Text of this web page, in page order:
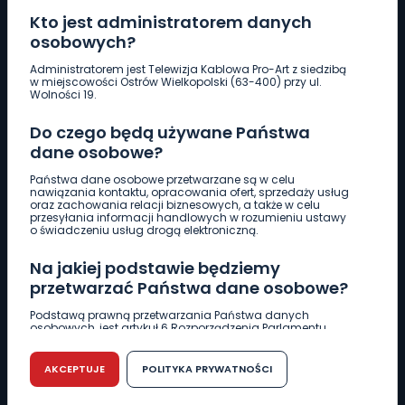
Kto jest administratorem danych
osobowych?
Administratorem jest Telewizja Kablowa Pro-Art z siedzibą
w miejscowości Ostrów Wielkopolski (63-400) przy ul.
Wolności 19.
Do czego będą używane Państwa
dane osobowe?
Państwa dane osobowe przetwarzane są w celu
nawiązania kontaktu, opracowania ofert, sprzedaży usług
oraz zachowania relacji biznesowych, a także w celu
przesyłania informacji handlowych w rozumieniu ustawy
o świadczeniu usług drogą elektroniczną.
Na jakiej podstawie będziemy
przetwarzać Państwa dane osobowe?
Podstawą prawną przetwarzania Państwa danych
osobowych, jest artykuł 6 Rozporządzenia Parlamentu
r. w sprawie ochrony osób fizycznych w związku z
przetwarzaniem danych osobowych w sprawie
swobodnego przepływu takich danych oraz uchylenia
dyrektywy 95/46/WE (RODO).
AKCEPTUJE POLITYKA PRYWATNOŚCI
Pobierz logotyp
661 997 997
REDAKCJA
62 735 22 22redakcja@wlkp24.info
DZIAŁ REKLAMY
62 735 01 85 reklama@wlkp24.info
WIADOMOŚCI
CIEKAWOSTKI